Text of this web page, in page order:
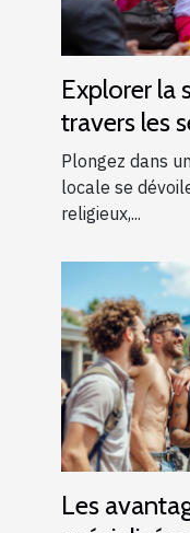
Explorer la
travers les
Plongez dans
locale se
religieux,...
Les